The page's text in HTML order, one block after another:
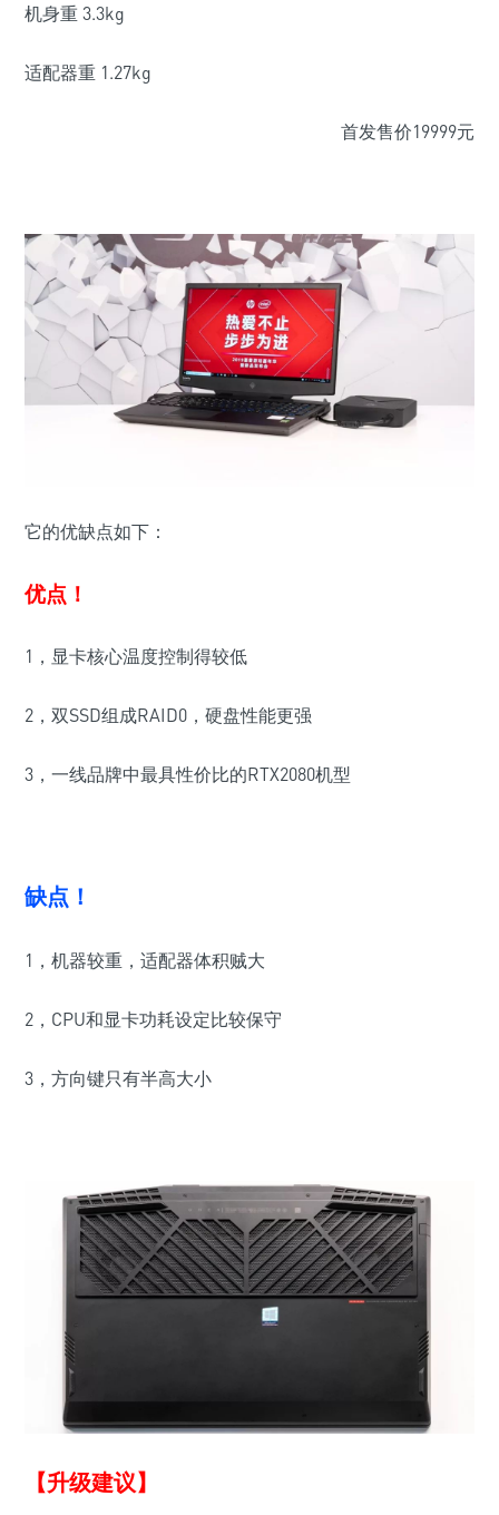
机身重 3.3kg
适配器重 1.27kg
首发售价19999元
它的优缺点如下：
优点！
1，显卡核心温度控制得较低
2，双SSD组成RAID0，硬盘性能更强
3，一线品牌中最具性价比的RTX2080机型
缺点！
1，机器较重，适配器体积贼大
2，CPU和显卡功耗设定比较保守
3，方向键只有半高大小
【升级建议】